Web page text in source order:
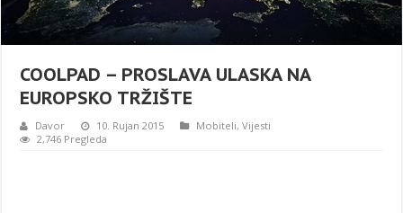
COOLPAD – PROSLAVA ULASKA NA
EUROPSKO TRŽIŠTE
Davor 10. Rujan 2015 Mobiteli,Vijesti
2,746 Pregleda